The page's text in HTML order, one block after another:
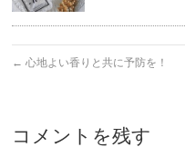
← 心地よい香りと共に予防を！
コメントを残す